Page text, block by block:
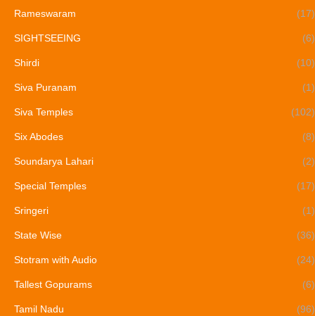
Rameswaram (17)
SIGHTSEEING (6)
Shirdi (10)
Siva Puranam (1)
Siva Temples (102)
Six Abodes (8)
Soundarya Lahari (2)
Special Temples (17)
Sringeri (1)
State Wise (36)
Stotram with Audio (24)
Tallest Gopurams (6)
Tamil Nadu (96)